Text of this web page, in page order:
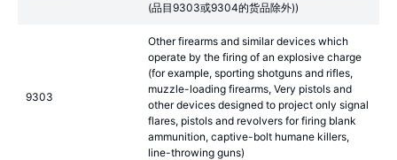
(品目9303或9304的货品除外))
9303
Other firearms and similar devices which
operate by the firing of an explosive charge
(for example, sporting shotguns and rifles,
muzzle-loading firearms, Very pistols and
other devices designed to project only signal
flares, pistols and revolvers for firing blank
ammunition, captive-bolt humane killers,
line-throwing guns)